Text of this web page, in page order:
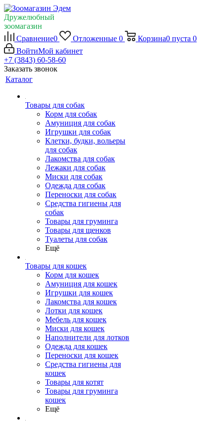
Дружелюбный
зоомагазин
Сравнение0 Отложенные 0 Корзина0 пуста 0
ВойтиМой кабинет
+7 (3843) 60-58-60
Заказать звонок
Каталог
Товары для собак
Корм для собак
Амуниция для собак
Игрушки для собак
Клетки, будки, вольеры
для собак
Лакомства для собак
Лежаки для собак
Миски для собак
Одежда для собак
Переноски для собак
Средства гигиены для
собак
Товары для груминга
Товары для щенков
Туалеты для собак
Ещё
Товары для кошек
Корм для кошек
Амуниция для кошек
Игрушки для кошек
Лакомства для кошек
Лотки для кошек
Мебель для кошек
Миски для кошек
Наполнители для лотков
Одежда для кошек
Переноски для кошек
Средства гигиены для
кошек
Товары для котят
Товары для груминга
кошек
Ещё